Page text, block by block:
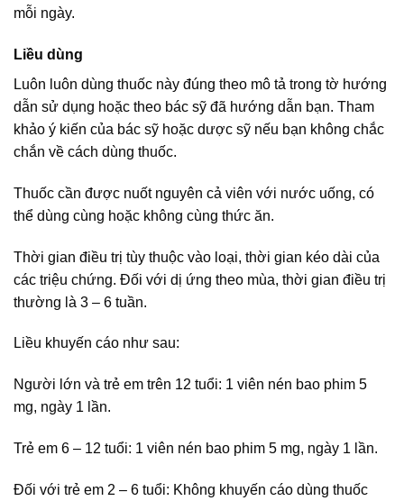
mỗi ngày.
Liều dùng
Luôn luôn dùng thuốc này đúng theo mô tả trong tờ hướng
dẫn sử dụng hoặc theo bác sỹ đã hướng dẫn bạn. Tham
khảo ý kiến của bác sỹ hoặc dược sỹ nếu bạn không chắc
chắn về cách dùng thuốc.
Thuốc cần được nuốt nguyên cả viên với nước uống, có
thể dùng cùng hoặc không cùng thức ăn.
Thời gian điều trị tùy thuộc vào loại, thời gian kéo dài của
các triệu chứng. Đối với dị ứng theo mùa, thời gian điều trị
thường là 3 – 6 tuần.
Liều khuyến cáo như sau:
Người lớn và trẻ em trên 12 tuổi: 1 viên nén bao phim 5
mg, ngày 1 lần.
Trẻ em 6 – 12 tuổi: 1 viên nén bao phim 5 mg, ngày 1 lần.
Đối với trẻ em 2 – 6 tuổi: Không khuyến cáo dùng thuốc